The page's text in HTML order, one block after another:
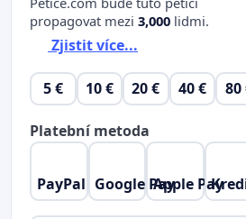
propagovat mezi 3,000 lidmi.
Zjistit více...
5 € 10 € 20 € 40 € 80
Platební metoda
PayPal Google PayApple Pay